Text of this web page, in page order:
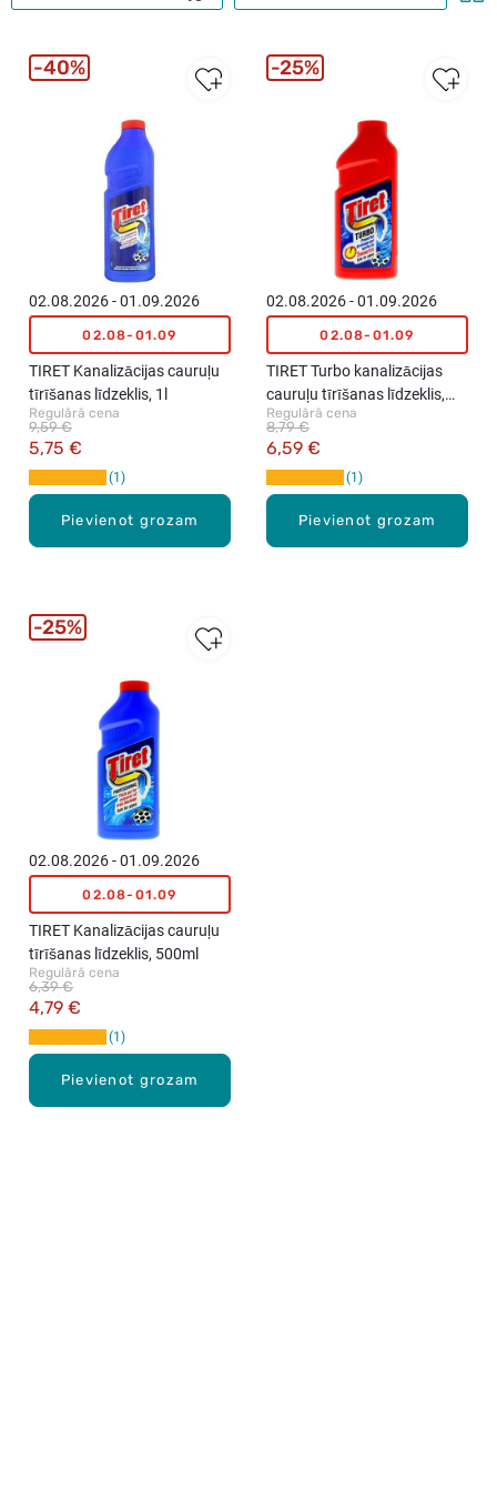
Pievienot grozam
02.08.2026 - 01.09.2026
02.08-01.09
TIRET Kanalizācijas cauruļu
tīrīšanas līdzeklis, 1l
Regulārā cena
5,75 €
9,59 €
1
40%
Pievienot grozam
02.08.2026 - 01.09.2026
02.08-01.09
TIRET Turbo kanalizācijas
cauruļu tīrīšanas līdzeklis,
500ml
Regulārā cena
6,59 €
8,79 €
1
25%
Pievienot grozam
02.08.2026 - 01.09.2026
02.08-01.09
TIRET Kanalizācijas cauruļu
tīrīšanas līdzeklis, 500ml
Regulārā cena
4,79 €
6,39 €
1
25%